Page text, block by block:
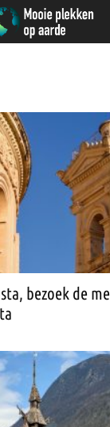
bezoek de